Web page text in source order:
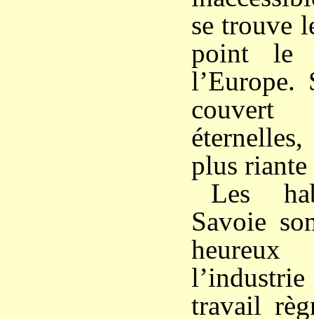
se trouve
point le
l’Europe.
plus
Les
Savoie
travail